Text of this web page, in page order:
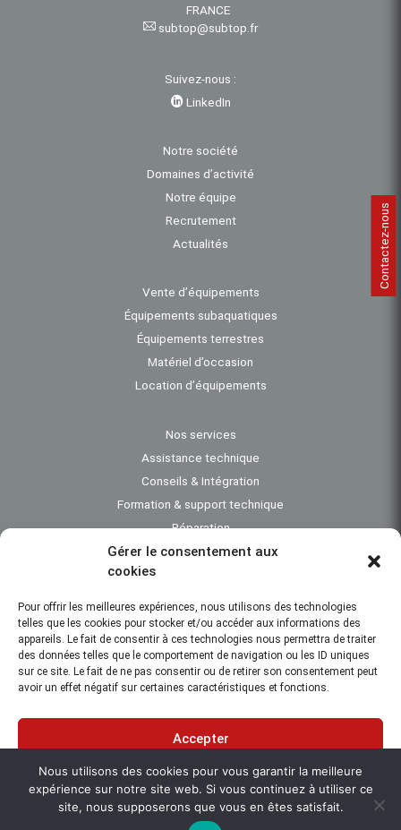
Gérer le consentement aux
cookies
Pour offrir les meilleures expériences, nous utilisons des technologies
telles que les cookies pour stocker et/ou accéder aux informations des
appareils. Le fait de consentir à ces technologies nous permettra de traiter
des données telles que le comportement de navigation ou les ID uniques
sur ce site. Le fait de ne pas consentir ou de retirer son consentement peut
avoir un effet négatif sur certaines caractéristiques et fonctions.
Accepter
Refuser
Voir les préférences
FRANCE
subtop@subtop.fr
Suivez-nous :
LinkedIn
Notre société
Domaines d’activité
Notre équipe
Recrutement
Actualités
Vente d’équipements
Équipements subaquatiques
Équipements terrestres
Matériel d’occasion
Location d’équipements
Nos services
Assistance technique
Conseils & Intégration
Formation & support technique
Réparation
Investigation subaquatique - Bathymétrie - Instrumentation océanographique -
Engins de dragage - Travaux maritimes - Topographie - Positionnement
subaquatique
Mentions légales
Confidentialité
Contactez-nous
Nous utilisons des cookies pour vous garantir la meilleure
expérience sur notre site web. Si vous continuez à utiliser ce
site, nous supposerons que vous en êtes satisfait.